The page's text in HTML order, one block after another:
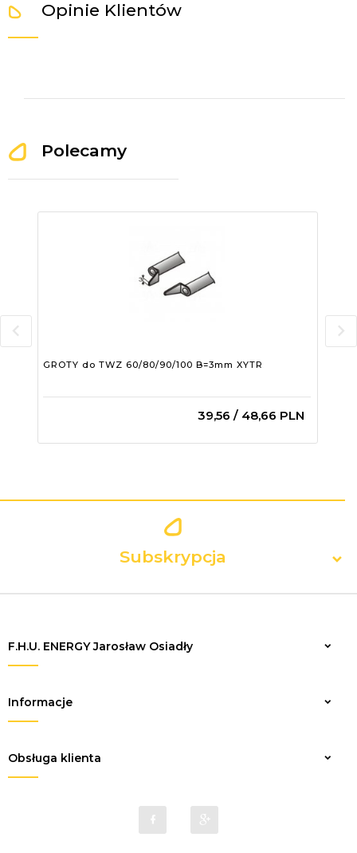
Opinie Klientów
Polecamy
GROTY do TWZ 60/80/90/100 B=3mm XYTR
39,56 / 48,66 PLN
Subskrypcja
Zapisz
F.H.U. ENERGY Jarosław Osiadły
sklep@elektrykaenergy.pl
Informacje
Obsługa klienta